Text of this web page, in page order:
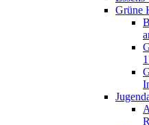
Grüne